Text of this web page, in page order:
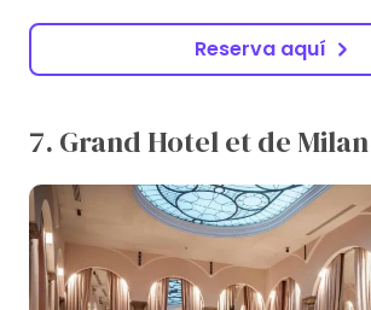
Reserva aquí
7. Grand Hotel et de Milan